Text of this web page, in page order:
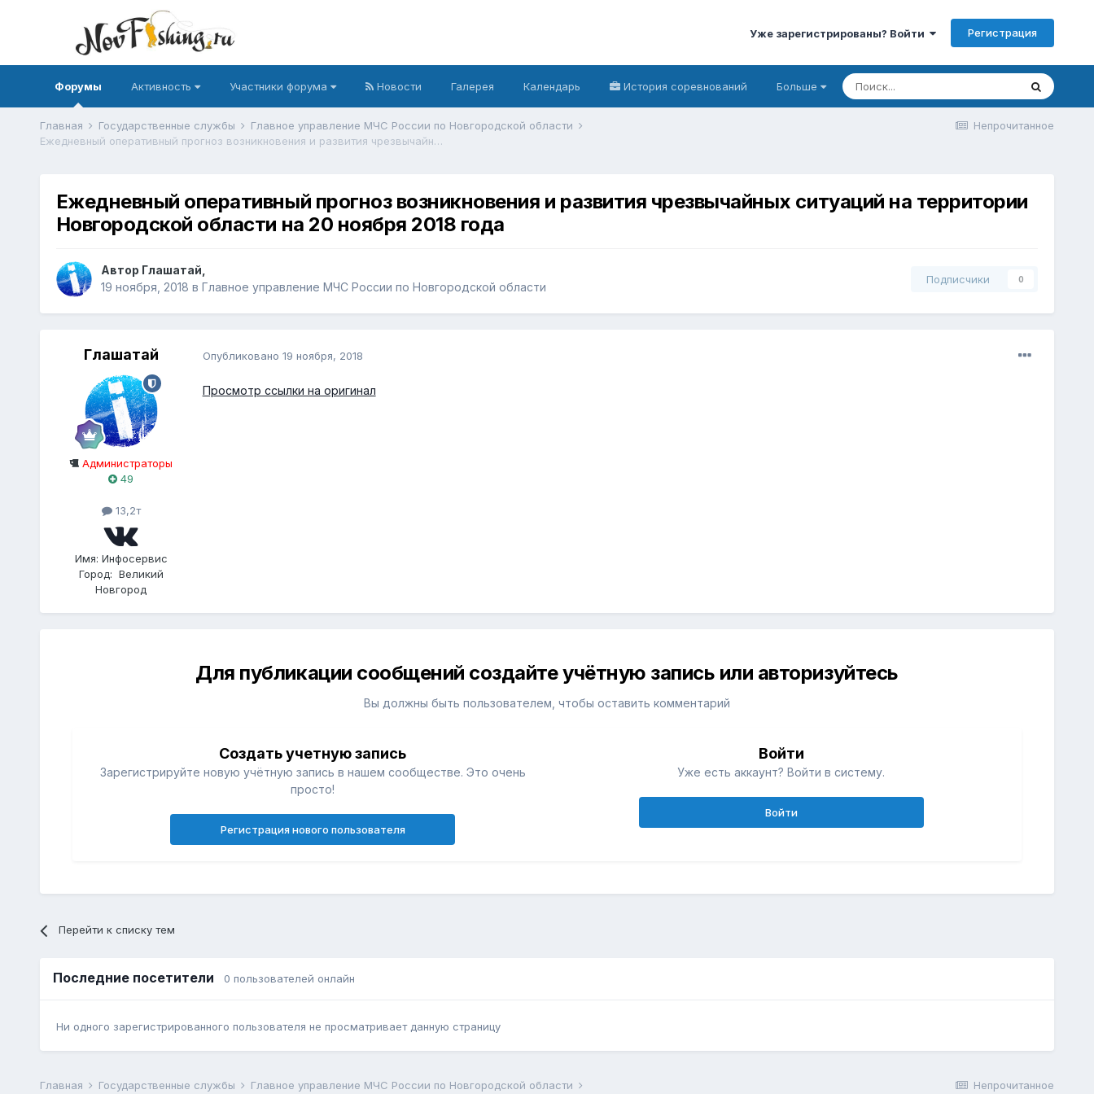
Уже зарегистрированы? Войти Регистрация
Форумы Активность Участники форума Новости Галерея Календарь История соревнований Больше
Непрочитанное
Главная Государственные службы
Главное управление МЧС России по Новгородской области
Ежедневный оперативный прогноз возникновения и развития чрезвычайных ситуаций на территории Новгородской области на 20 ноября 2018 года
Ежедневный оперативный прогноз возникновения и развития чрезвычайных ситуаций на территории
Новгородской области на 20 ноября 2018 года
Автор Глашатай
19 ноября, 2018 в Главное управление МЧС России по Новгородской области
Подписчики 0
Глашатай
Администраторы
49
13,2т
Имя: Инфосервис
Город: Великий
Новгород
Опубликовано 19 ноября, 2018
Просмотр ссылки на оригинал
Для публикации сообщений создайте учётную запись или авторизуйтесь
Вы должны быть пользователем, чтобы оставить комментарий
Создать учетную запись
Зарегистрируйте новую учётную запись в нашем сообществе. Это очень
просто!
Регистрация нового пользователя
Войти
Уже есть аккаунт? Войти в систему.
Войти
Перейти к списку тем
Последние посетители 0 пользователей онлайн
Ни одного зарегистрированного пользователя не просматривает данную страницу
Непрочитанное
Главная Государственные службы Главное управление МЧС России по Новгородской области